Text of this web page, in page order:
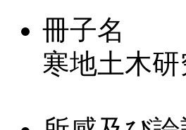
冊子名
寒地土木